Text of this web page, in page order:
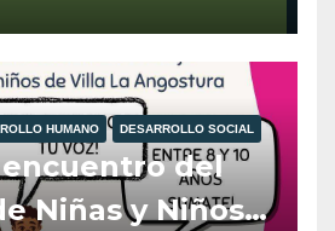
HUMANO DESARROLLO SOCIAL
del
Niñas y Niños